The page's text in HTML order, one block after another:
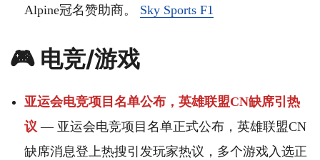
Alpine冠名赞助商。 Sky Sports F1
🎮 电竞/游戏
亚运会电竞项目名单公布，英雄联盟CN缺席引热
议 — 亚运会电竞项目名单正式公布，英雄联盟CN
缺席消息登上热搜引发玩家热议，多个游戏入选正